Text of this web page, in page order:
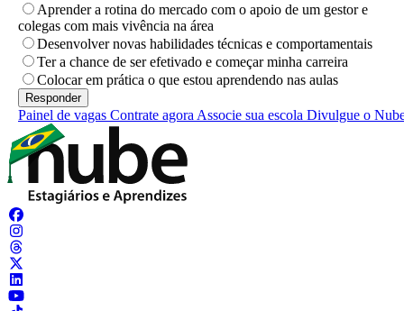
Aprender a rotina do mercado com o apoio de um gestor e
colegas com mais vivência na área
Desenvolver novas habilidades técnicas e comportamentais
Ter a chance de ser efetivado e começar minha carreira
Colocar em prática o que estou aprendendo nas aulas
Painel de vagas Contrate agora Associe sua escola Divulgue o